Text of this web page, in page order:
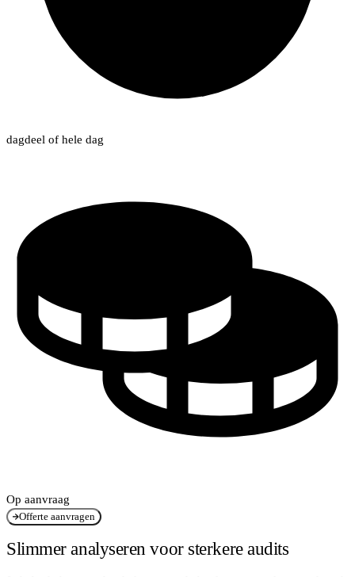
dagdeel of hele dag
Op aanvraag
Offerte aanvragen
Slimmer analyseren voor sterkere audits